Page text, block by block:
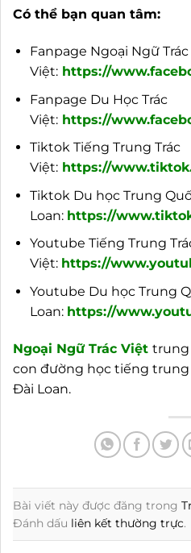
Có thể bạn quan tâm:
Fanpage Ngoại Ngữ Trác
Việt: https://
Fanpage Du Học Trác
Việt: https://
Tiktok Tiếng Trung Trác
Việt: https://
Tiktok Du học Trung
Loan: https://
Youtube Tiếng Trung
Việt: https://
Youtube Du học Trung
Loan: https://
Ngoại Ngữ Trác Việt trung
con đường học tiếng trung
Đài Loan.
Bài viết này được đăng trong
Đánh dấu liên kết thường trực.